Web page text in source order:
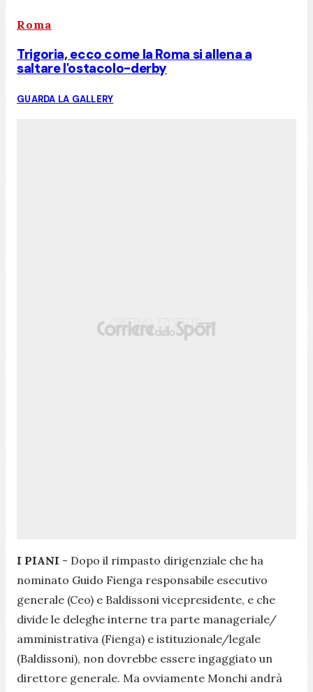
Roma
Trigoria, ecco come la Roma si allena a
saltare l'ostacolo-derby
GUARDA LA GALLERY
I PIANI - Dopo il rimpasto dirigenziale che ha
nominato Guido Fienga responsabile esecutivo
generale (Ceo) e Baldissoni vicepresidente, e che
divide le deleghe interne tra parte manageriale/
amministrativa (Fienga) e istituzionale/legale
(Baldissoni), non dovrebbe essere ingaggiato un
direttore generale. Ma ovviamente Monchi andrà